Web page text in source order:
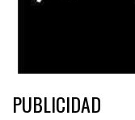
PUBLICIDAD